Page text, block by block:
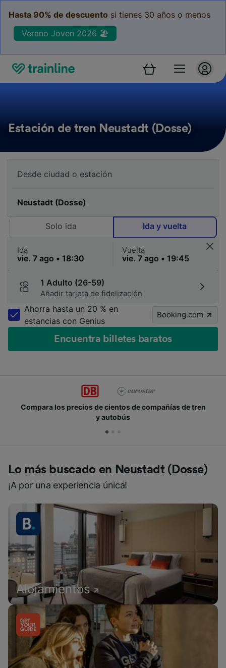
Hasta 90% de descuento si tienes 30 años o menos
Verano Joven 2026 🏖️
Estación de tren Neustadt (Dosse)
Solo ida Ida y vuelta
Ida Vuelta
1 Adulto (26-59)
Añadir tarjeta de fidelización
Ahorra hasta un 20 % en
estancias con Genius
Booking.com
Encuentra billetes baratos
Compara los precios de cientos de compañías de tren
y autobús
Lo más buscado en Neustadt (Dosse)
¡A por una experiencia única!
Alojamientos